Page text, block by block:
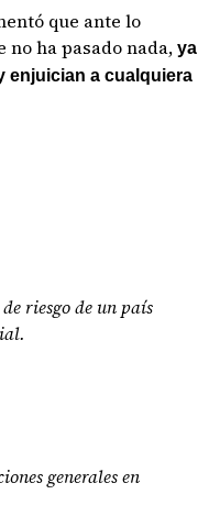
que ante lo
no ha pasado nada, ya
enjuician a cualquiera
riesgo de un país
generales en